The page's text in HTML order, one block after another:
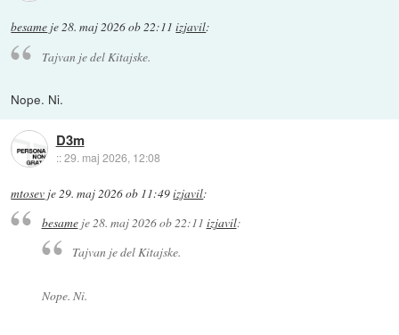
besame je28. maj 2026 ob 22:11 izjavil:
Tajvan je del Kitajske.
Nope. Ni.
D3m
::29. maj 2026, 12:08
mtosev je 29. maj 2026 ob 11:49izjavil:
besameje28. maj 2026 ob 22:11 izjavil:
Tajvan je del Kitajske.
Nope. Ni.